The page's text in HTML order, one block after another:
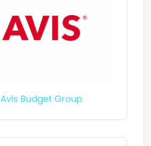
Avis Budget Group